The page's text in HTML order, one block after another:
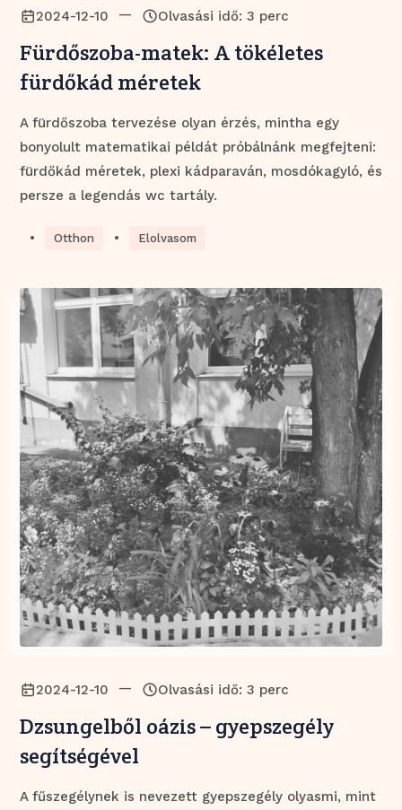
2024-12-10 — Olvasási idő: 3 perc
Fürdőszoba-matek: A tökéletes
fürdőkád méretek
A fürdőszoba tervezése olyan érzés, mintha egy
bonyolult matematikai példát próbálnánk megfejteni:
fürdőkád méretek, plexi kádparaván, mosdókagyló, és
persze a legendás wc tartály.
• Otthon • Elolvasom
2024-12-10 — Olvasási idő: 3 perc
Dzsungelből oázis – gyepszegély
segítségével
A fűszegélynek is nevezett gyepszegély olyasmi, mint